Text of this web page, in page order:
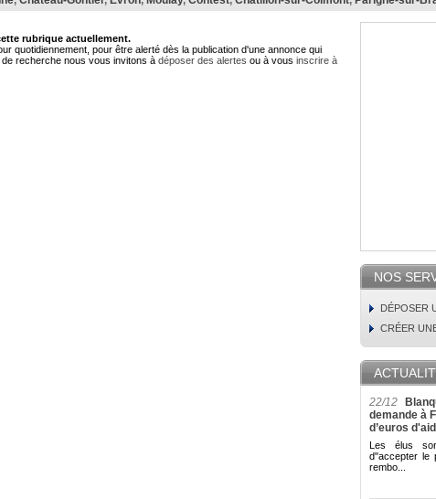
rubrique actuellement.
quotidiennement, pour être alerté dès la publication d'une annonce qui
recherche nous vous invitons à déposer des alertes ou à vous inscrire à
NOS
DÉPOSER
CRÉER
22/12
demande à
d’euros
Les élus
d"accepter le
rembo...